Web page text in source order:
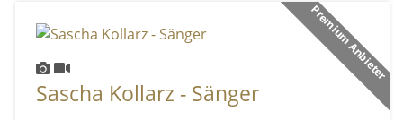
Premium Anbieter
Sascha Kollarz - Sänger